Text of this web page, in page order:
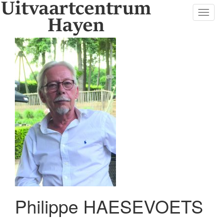
Philippe HAESEVOETS